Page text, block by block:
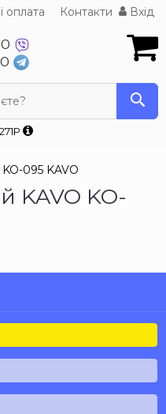
оплата Контакти Вхід
KO-095 KAVO
KAVO KO-